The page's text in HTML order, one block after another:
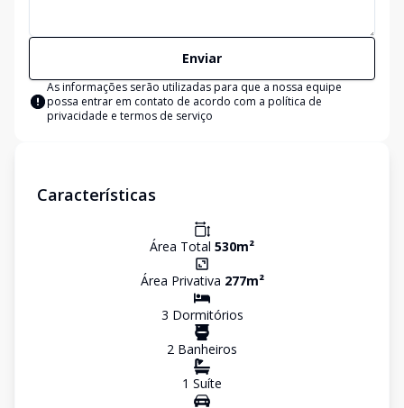
Enviar
As informações serão utilizadas para que a nossa equipe
possa entrar em contato de acordo com a política de
privacidade e termos de serviço
Características
Área Total 530m²
Área Privativa 277m²
3 Dormitórios
2 Banheiros
1 Suíte